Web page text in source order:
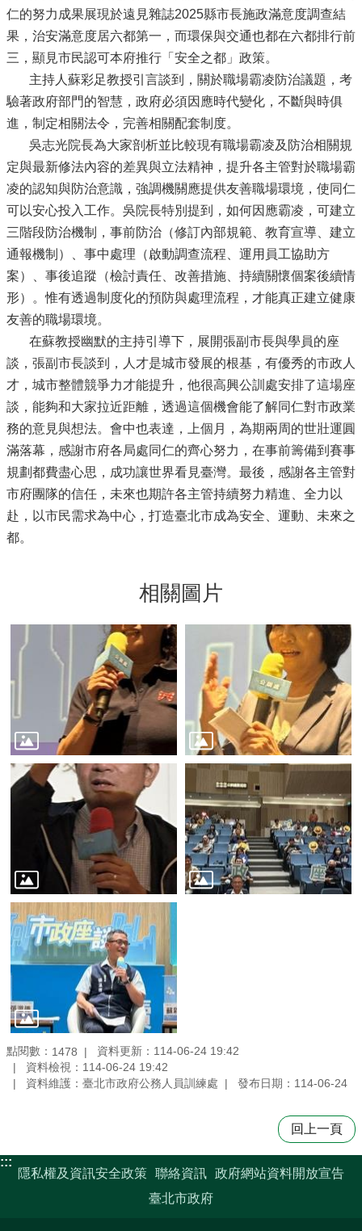
仁的努力成果展現於遠見雜誌2025縣市長施政滿意度調查結
果，治安滿意度居六都第一，而環保與交通也都在六都排行前
三，顯見市民認可本府推行「安全之都」政策。
主持人蘇彩足教授引言談到，關於職場霸凌防治議題，考
驗著政府部門的智慧，政府必須因應時代變化，不斷與時俱
進，制定相關法令，完善相關配套制度。
吳志光院長為大家剖析並比較現有職場霸凌及防治相關規
定與最新修法內容的差異與立法精神，提升各主管對於職場霸
凌的認知與防治意識，強調機關應提供友善職場環境，使同仁
可以安心投入工作。吳院長特別提到，如何因應霸凌，可建立
三階段防治機制，事前防治（修訂內部規範、教育宣導、建立
通報機制）、事中處理（啟動調查流程、運用員工協助方
案）、事後追蹤（檢討責任、改善措施、持續關懷個案後續情
形）。惟有透過制度化的預防與處理流程，才能真正建立健康
友善的職場環境。
在蘇教授幽默的主持引導下，展開張副市長與學員的座
談，張副市長談到，人才是城市發展的根基，有優秀的市政人
才，城市整體競爭力才能提升，他很高興公訓處安排了這場座
談，能夠和大家拉近距離，透過這個機會能了解同仁對市政業
務的意見與想法。會中也表達，上個月，為期兩周的世壯運圓
滿落幕，感謝市府各局處同仁的齊心努力，在事前籌備到賽事
規劃都費盡心思，成功讓世界看見臺灣。最後，感謝各主管對
市府團隊的信任，未來也期許各主管持續努力精進、全力以
赴，以市民需求為中心，打造臺北市成為安全、運動、未來之
都。
相關圖片
點閱數： 1478
資料更新：114-06-24 19:42
資料檢視：114-06-24 19:42
資料維護：臺北市政府公務人員訓練處
發布日期：114-06-24
回上一頁
:::
隱私權及資訊安全政策 聯絡資訊 政府網站資料開放宣告
臺北市政府